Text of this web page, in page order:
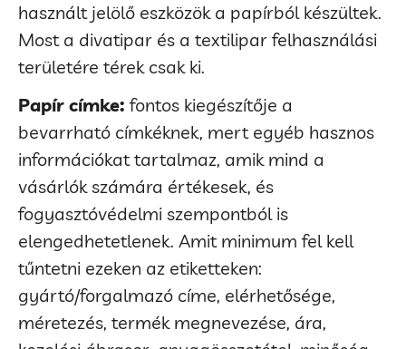
használt jelölő eszközök a papírból készültek.
Most a divatipar és a textilipar felhasználási
területére térek csak ki.
Papír címke: fontos kiegészítője a
bevarrható címkéknek, mert egyéb hasznos
információkat tartalmaz, amik mind a
vásárlók számára értékesek, és
fogyasztóvédelmi szempontból is
elengedhetetlenek. Amit minimum fel kell
tűntetni ezeken az etiketteken:
gyártó/forgalmazó címe, elérhetősége,
méretezés, termék megnevezése, ára,